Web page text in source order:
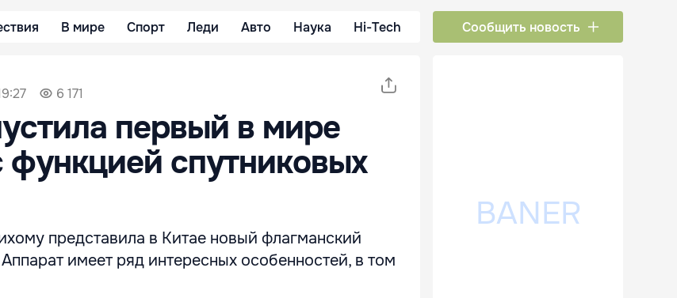
В мире Спорт Леди Авто Наука Hi-Tech Сообщить новость
6 171
первый в мире
спутниковых
представила в Китае новый флагманский
имеет ряд интересных особенностей, в том